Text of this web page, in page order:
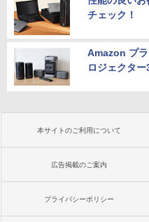
チェック！
Amazon プ
ロジェクタ
本サイトのご利用について
広告掲載のご案内
プライバシーポリシー